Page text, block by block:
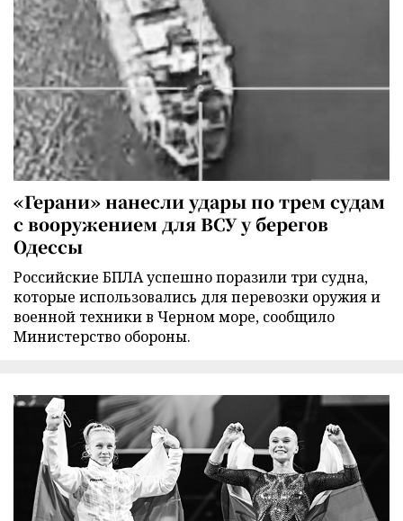
«Герани» нанесли удары по трем судам
с вооружением для ВСУ у берегов
Одессы
Российские БПЛА успешно поразили три судна,
которые использовались для перевозки оружия и
военной техники в Черном море, сообщило
Министерство обороны.